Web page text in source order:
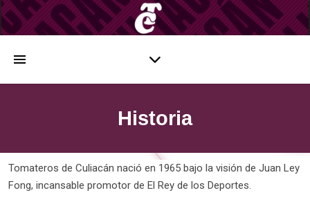
Historia
Tomateros de Culiacán nació en 1965 bajo la visión de Juan Ley
Fong, incansable promotor de El Rey de los Deportes.